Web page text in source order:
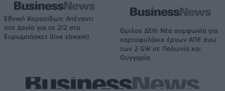
Εθνική Κορασίδων: Απέναντι
στη Δανία για το 2/2 στο
Ευρωμπάσκετ (live stream)
Όμιλος ΔΕΗ: Νέα συμφωνία για
χαρτοφυλάκιο έργων ΑΠΕ άνω
των 2 GW σε Πολωνία και
Ουγγαρία